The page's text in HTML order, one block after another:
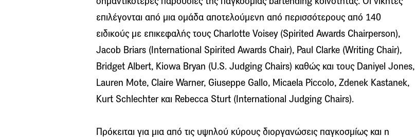
επιλέγονται από μια ομάδα αποτελούμενη από περισσότερους από 140
ειδικούς με επικεφαλής τους Charlotte Voisey (Spirited Awards Chairperson),
Jacob Briars (International Spirited Awards Chair), Paul Clarke (Writing Chair),
Bridget Albert, Kiowa Bryan (U.S. Judging Chairs) καθώς και τους Daniyel Jones,
Lauren Mote, Claire Warner, Giuseppe Gallo, Micaela Piccolo, Zdenek Kastanek,
Kurt Schlechter και Rebecca Sturt (International Judging Chairs).
Πρόκειται για μια από τις υψηλού κύρους διοργανώσεις παγκοσμίως και η